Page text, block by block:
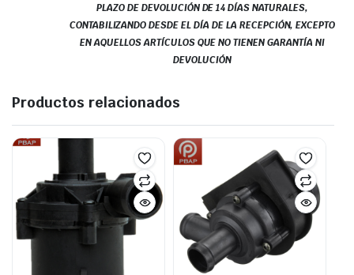
PLAZO DE DEVOLUCIÓN DE 14 DÍAS NATURALES,
CONTABILIZANDO DESDE EL DÍA DE LA RECEPCIÓN, EXCEPTO
EN AQUELLOS ARTÍCULOS QUE NO TIENEN GARANTÍA NI
DEVOLUCIÓN
Productos relacionados